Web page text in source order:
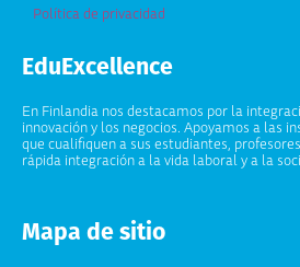
Política de privacidad
EduExcellence
En Finlandia nos destacamos por la
innovación y los negocios. Apoyamos a las
que cualifiquen a sus estudiantes,
rápida integración a la vida laboral y a la
Mapa de sitio